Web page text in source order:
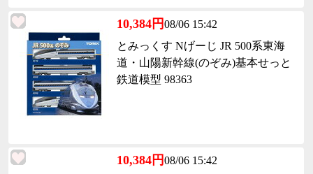
10,384円08/06 15:42
とみっくす Nげーじ JR 500系東海
道・山陽新幹線(のぞみ)基本せっと
鉄道模型 98363
10,384円08/06 15:42